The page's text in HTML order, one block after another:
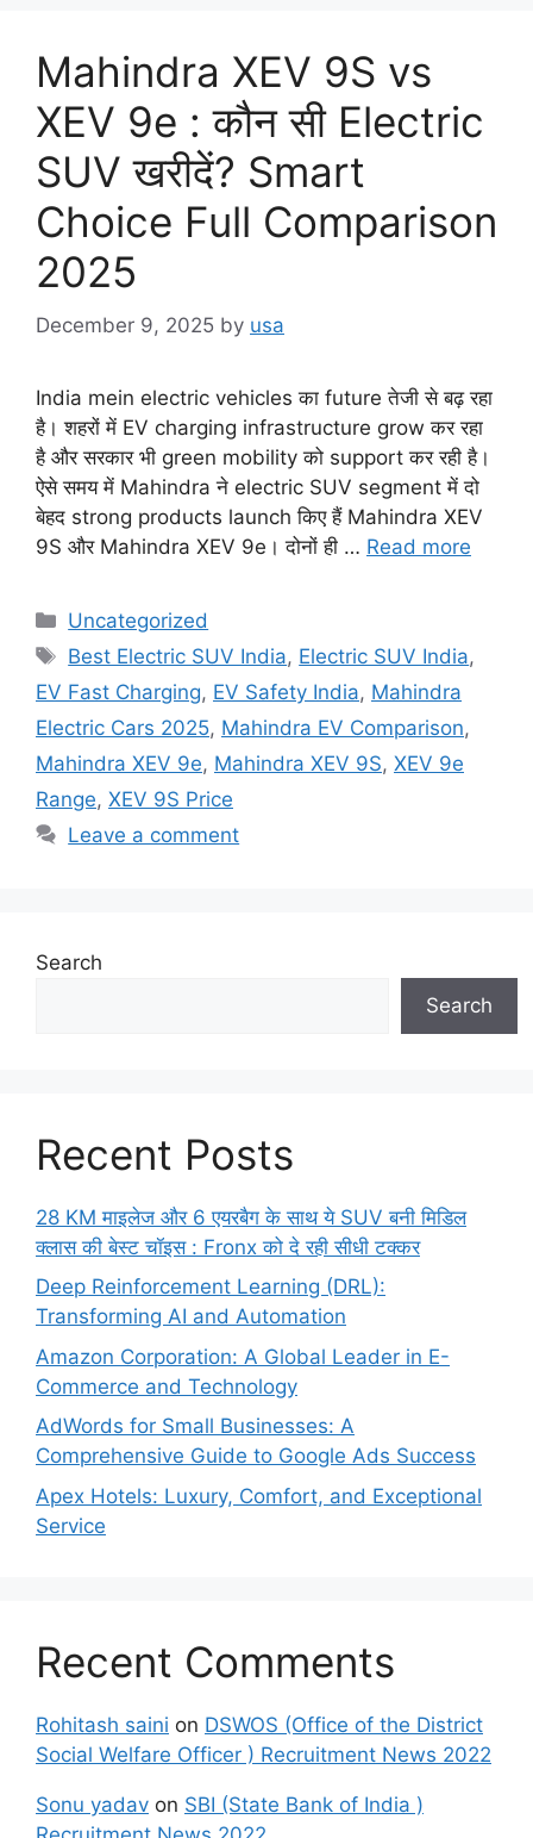
Mahindra XEV 9S vs
XEV 9e : कौन सी Electric
SUV खरीदें? Smart
Choice Full Comparison
2025
December 9, 2025 by usa
India mein electric vehicles का future तेजी से बढ़ रहा
है। शहरों में EV charging infrastructure grow कर रहा
है और सरकार भी green mobility को support कर रही है।
ऐसे समय में Mahindra ने electric SUV segment में दो
बेहद strong products launch किए हैं Mahindra XEV
9S और Mahindra XEV 9e। दोनों ही … Read more
Categories
Uncategorized
Tags
Best Electric SUV India, Electric SUV India,
EV Fast Charging, EV Safety India, Mahindra
Electric Cars 2025, Mahindra EV Comparison,
Mahindra XEV 9e, Mahindra XEV 9S, XEV 9e
Range, XEV 9S Price
Leave a comment
Search
Search
Recent Posts
28 KM माइलेज और 6 एयरबैग के साथ ये SUV बनी मिडिल
क्लास की बेस्ट चॉइस : Fronx को दे रही सीधी टक्कर
Deep Reinforcement Learning (DRL):
Transforming AI and Automation
Amazon Corporation: A Global Leader in E-
Commerce and Technology
AdWords for Small Businesses: A
Comprehensive Guide to Google Ads Success
Apex Hotels: Luxury, Comfort, and Exceptional
Service
Recent Comments
Rohitash saini on DSWOS (Office of the District
Social Welfare Officer ) Recruitment News 2022
Sonu yadav on SBI (State Bank of India )